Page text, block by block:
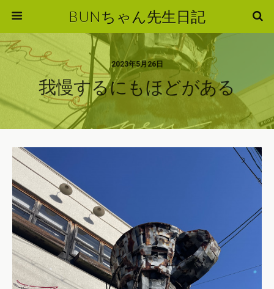
BUNちゃん先生日記
2023年5月26日
我慢するにもほどがある